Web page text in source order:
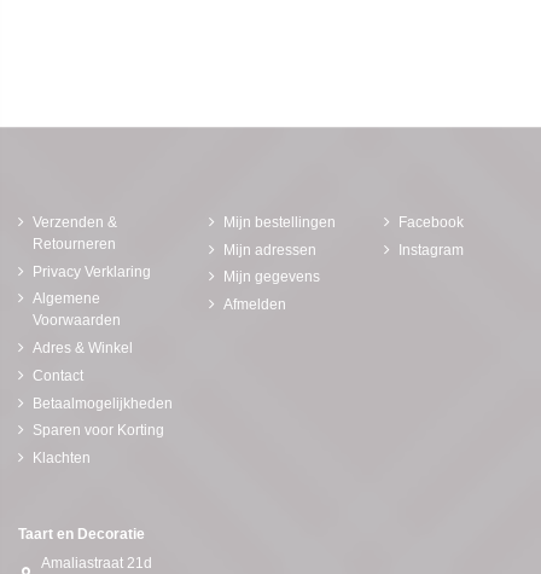
Verzenden &
Retourneren
Privacy Verklaring
Algemene
Voorwaarden
Adres & Winkel
Contact
Betaalmogelijkheden
Sparen voor Korting
Klachten
Mijn bestellingen
Mijn adressen
Mijn gegevens
Afmelden
Facebook
Instagram
Taart en Decoratie
Amaliastraat 21d